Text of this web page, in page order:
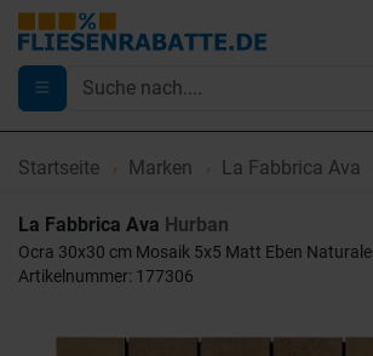
Startseite Marken La Fabbrica Ava
La Fabbrica Ava Hurban
Ocra 30x30 cm Mosaik 5x5 Matt Eben Naturale
Artikelnummer: 177306